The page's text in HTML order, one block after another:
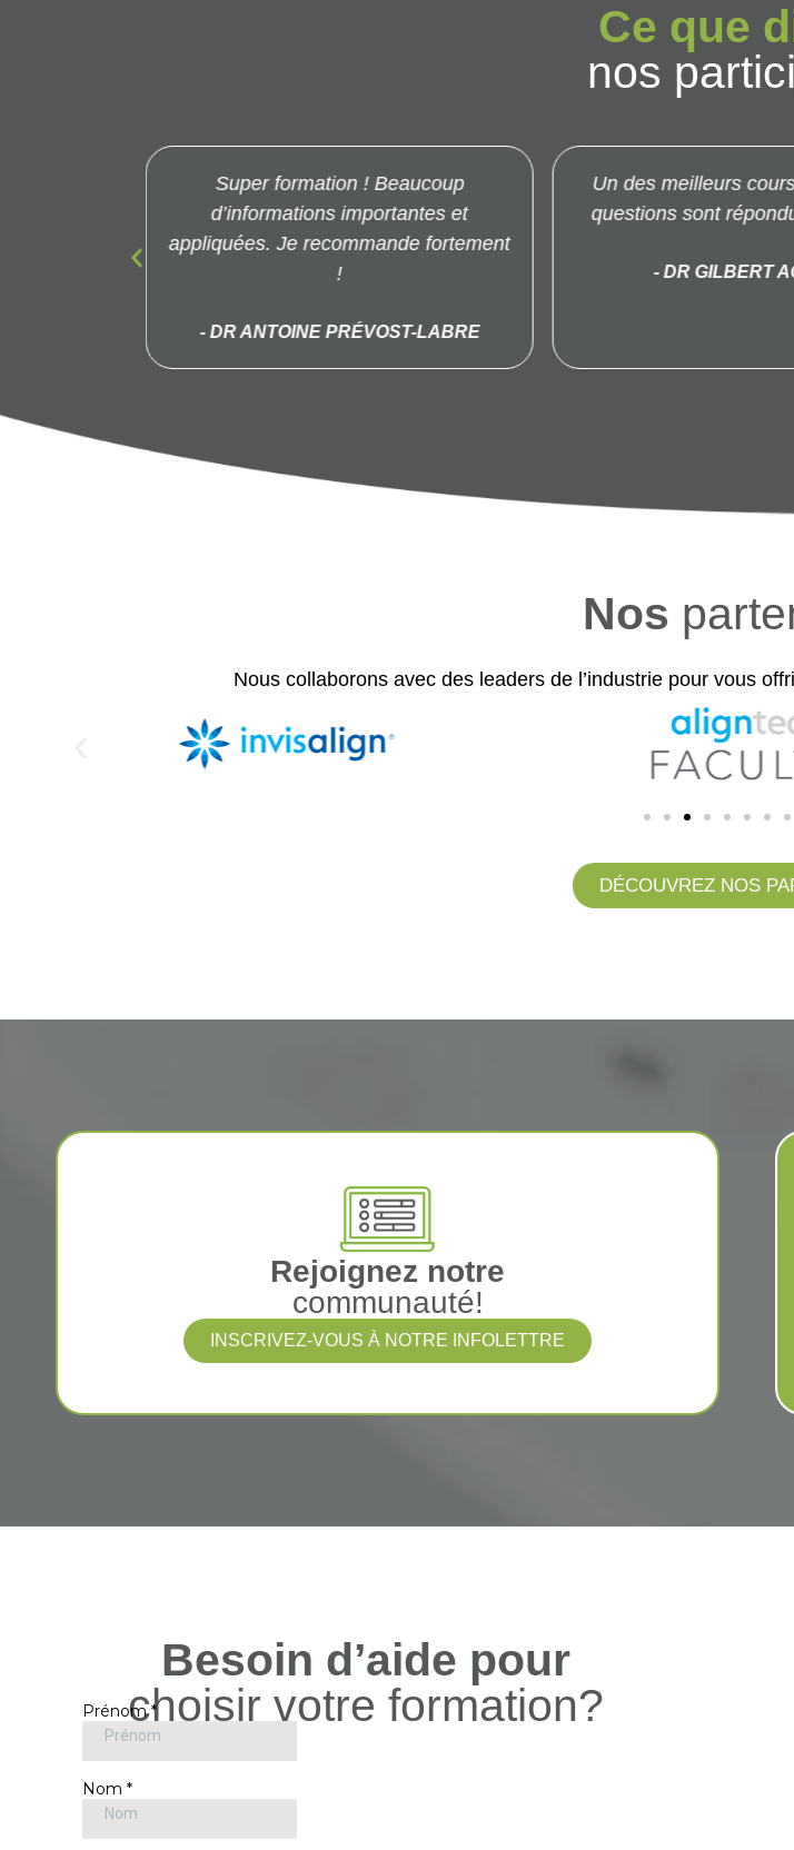
Ce que
nos
Super formation ! Beaucoup
d’informations importantes et
appliquées. Je recommande fortement
!
- DR ANTOINE PRÉVOST-LABRE
Un des meilleurs
questions sont
- DR GILBERT
Nos
Nous collaborons avec des leaders de l’industrie pour vous
DÉCOUVREZ NOS
Rejoignez notre
communauté!
INSCRIVEZ-VOUS À NOTRE INFOLETTRE
Besoin d’aide pour
choisir votre formation?